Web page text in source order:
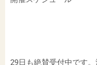
29日も絶賛受付中です